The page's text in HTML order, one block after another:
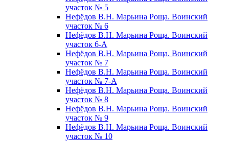
участок № 5
Нефёдов В.Н. Марьина Роща. Воинский
участок № 6
Нефёдов В.Н. Марьина Роща. Воинский
участок 6-А
Нефёдов В.Н. Марьина Роща. Воинский
участок № 7
Нефёдов В.Н. Марьина Роща. Воинский
участок № 7-А
Нефёдов В.Н. Марьина Роща. Воинский
участок № 8
Нефёдов В.Н. Марьина Роща. Воинский
участок № 9
Нефёдов В.Н. Марьина Роща. Воинский
участок № 10